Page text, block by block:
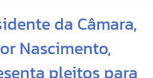
da Câmara,
Nascimento,
pleitos para